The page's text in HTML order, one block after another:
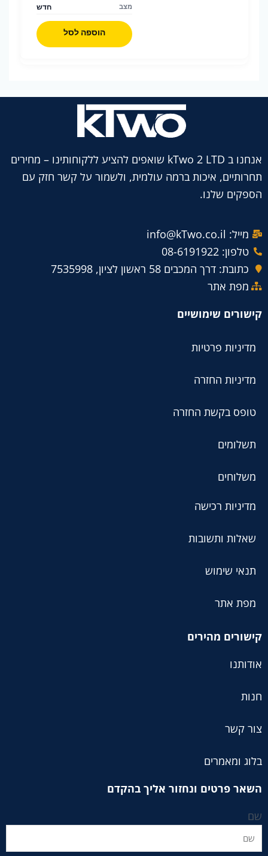
מצב חדש
הוספה לסל
אנחנו ב kTwo 2 LTD שואפים להציע ללקוחותינו – מחירים
תחרותיים, איכות ברמה עולמית, ולשמור על קשר חזק עם
הספקים שלנו.
מייל: info@kTwo.co.il
טלפון: 08-6191922
כתובת: דרך המכבים 58 ראשון לציון, 7535998
מפת אתר
קישורים שימושיים
מדיניות פרטיות
מדיניות החזרה
טופס בקשת החזרה
תשלומים
משלוחים
מדיניות רכישה
שאלות ותשובות
תנאי שימוש
מפת אתר
קישורים מהירים
אודותנו
חנות
צור קשר
בלוג ומאמרים
השאר פרטים ונחזור אליך בהקדם
שם